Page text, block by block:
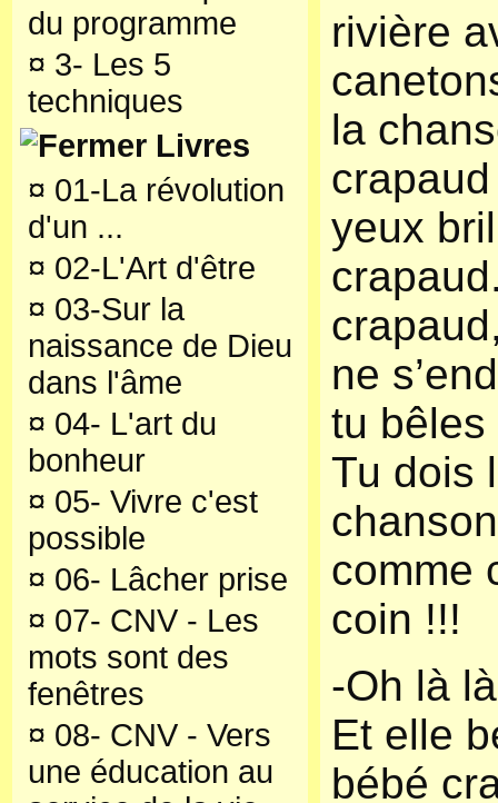
du programme
¤ 3- Les 5
techniques
Livres
¤ 01-La révolution
d'un ...
¤ 02-L'Art d'être
¤ 03-Sur la
naissance de Dieu
dans l'âme
¤ 04- L'art du
bonheur
¤ 05- Vivre c'est
possible
¤ 06- Lâcher prise
¤ 07- CNV - Les
mots sont des
fenêtres
¤ 08- CNV - Vers
une éducation au
rivière
la
yeux
ne
tu bêles
Tu dois
comme
coin !!!
-Oh là
Et elle
bébé